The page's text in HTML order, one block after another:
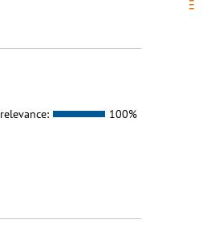
relevance: 100%